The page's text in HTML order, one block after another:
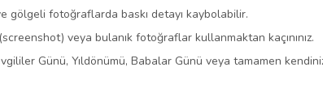
gölgeli fotoğraflarda baskı detayı kaybolabilir.
veya bulanık fotoğraflar kullanmaktan kaçınınız.
Günü, Yıldönümü, Babalar Günü veya tamamen